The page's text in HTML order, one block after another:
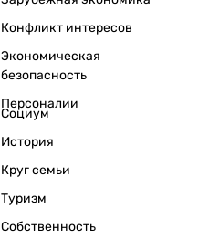
Конфликт интересов
Экономическая
безопасность
Персоналии
Социум
История
Круг семьи
Туризм
Собственность